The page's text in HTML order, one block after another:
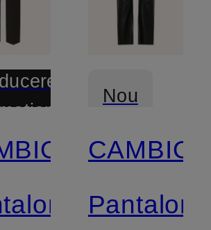
Nou
CAMBIO
Pantaloni